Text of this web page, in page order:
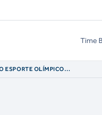
Time
ESPORTE OLÍMPICO